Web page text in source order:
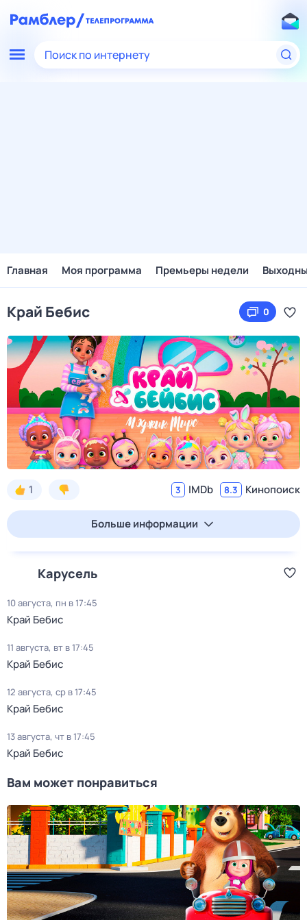
Поиск по интернету
Главная Моя программа Премьеры недели
Край Бебис 0
1 3 IMDb 8.3 Кинопоиск
Больше информации
Карусель
10 августа, пн в 17:45
Край Бебис
11 августа, вт в 17:45
Край Бебис
12 августа, ср в 17:45
Край Бебис
13 августа, чт в 17:45
Край Бебис
Вам может понравиться